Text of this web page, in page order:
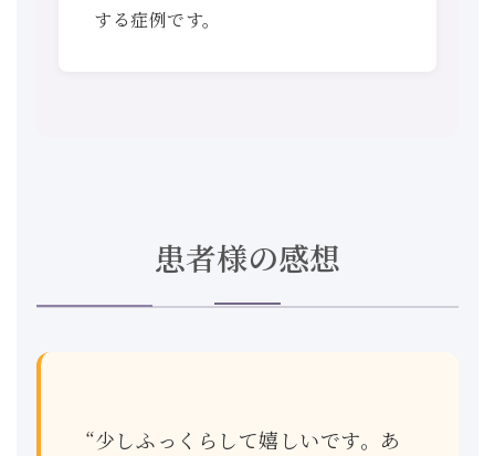
する症例です。
患者様の感想
“少しふっくらして嬉しいです。あ